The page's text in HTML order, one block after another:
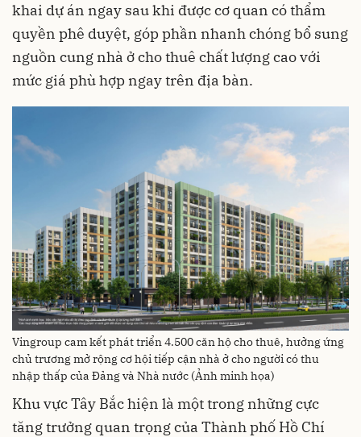
khai dự án ngay sau khi được cơ quan có thẩm
quyền phê duyệt, góp phần nhanh chóng bổ sung
nguồn cung nhà ở cho thuê chất lượng cao với
mức giá phù hợp ngay trên địa bàn.
Vingroup cam kết phát triển 4.500 căn hộ cho thuê, hưởng ứng
chủ trương mở rộng cơ hội tiếp cận nhà ở cho người có thu
nhập thấp của Đảng và Nhà nước (Ảnh minh họa)
Khu vực Tây Bắc hiện là một trong những cực
tăng trưởng quan trọng của Thành phố Hồ Chí